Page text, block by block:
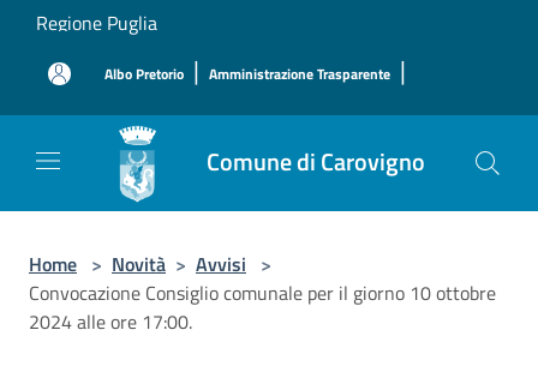
Salta al contenuto principale
Regione Puglia
Albo Pretorio | Amministrazione Trasparente |
Comune di Carovigno
Home > Novità > Avvisi >
Convocazione Consiglio comunale per il giorno 10 ottobre
2024 alle ore 17:00.